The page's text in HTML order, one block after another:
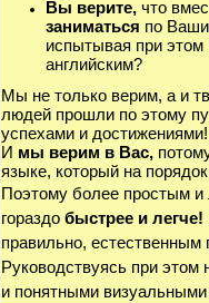
Вы верите, что
заниматься по
испытывая при этом
английским?
Мы не только верим, а и
людей прошли по этому
успехами и достижениями!
И мы верим в Вас,
языке, который на
Поэтому более простым
гораздо быстрее и легче!
правильно, естественным
Руководствуясь при
и понятными